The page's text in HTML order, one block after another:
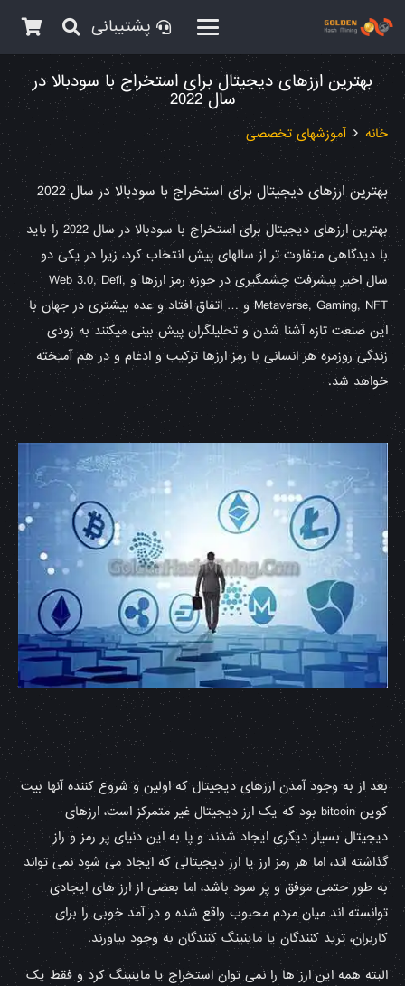
پشتیبانی
بهترین ارزهای دیجیتال برای استخراج با سودبالا در
سال 2022
خانه آموزشهای تخصصی
بهترین ارزهای دیجیتال برای استخراج با سودبالا در سال 2022
بهترین ارزهای دیجیتال برای استخراج با سودبالا در سال 2022 را باید
با دیدگاهی متفاوت تر از سالهای پیش انتخاب کرد، زیرا در یکی دو
سال اخیر پیشرفت چشمگیری در حوزه رمز ارزها و Web 3.0, Defi,
Metaverse, Gaming, NFT و … اتفاق افتاد و عده بیشتری در جهان با
این صنعت تازه آشنا شدن و تحلیلگران پیش بینی میکنند به زودی
زندگی روزمره هر انسانی با رمز ارزها ترکیب و ادغام و در هم آمیخته
خواهد شد.
بعد از به وجود آمدن ارزهای دیجیتال که اولین و شروع کننده آنها بیت
کوین bitcoin بود که یک ارز دیجیتال غیر متمرکز است، ارزهای
دیجیتال بسیار دیگری ایجاد شدند و پا به این دنیای پر رمز و راز
گذاشته اند، اما هر رمز ارز یا ارز دیجیتالی که ایجاد می شود نمی تواند
به طور حتمی موفق و پر سود باشد، اما بعضی از ارز های ایجادی
توانسته اند میان مردم محبوب واقع شده و در آمد خوبی را برای
کاربران، ترید کنندگان یا ماینینگ کنندگان به وجود بیاورند.
البته همه این ارز ها را نمی توان استخراج یا ماینینگ کرد و فقط یک